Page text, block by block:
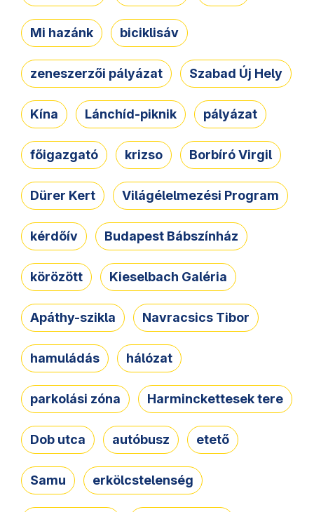
Mi hazánk biciklisáv
zeneszerzői pályázat Szabad Új Hely
Kína Lánchíd-piknik pályázat
főigazgató krizso Borbíró Virgil
Dürer Kert Világélelmezési Program
kérdőív Budapest Bábszínház
körözött Kieselbach Galéria
Apáthy-szikla Navracsics Tibor
hamuládás hálózat
parkolási zóna Harminckettesek tere
Dob utca autóbusz etető
Samu erkölcstelenség